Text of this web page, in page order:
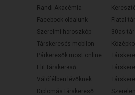
Randi Akadémia
Facebook oldalunk
Szerelmi horoszkóp
Társkeresés mobilon
Párkeresők most online
Elit társkereső
Válófélben lévőknek
Diplomás társkereső
Fiatal
30as